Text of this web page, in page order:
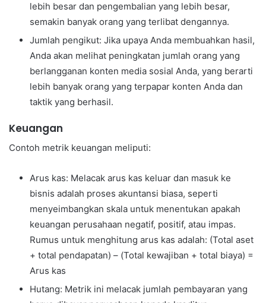
lebih besar dan pengembalian yang lebih besar,
semakin banyak orang yang terlibat dengannya.
Jumlah pengikut: Jika upaya Anda membuahkan hasil,
Anda akan melihat peningkatan jumlah orang yang
berlangganan konten media sosial Anda, yang berarti
lebih banyak orang yang terpapar konten Anda dan
taktik yang berhasil.
Keuangan
Contoh metrik keuangan meliputi:
Arus kas: Melacak arus kas keluar dan masuk ke
bisnis adalah proses akuntansi biasa, seperti
menyeimbangkan skala untuk menentukan apakah
keuangan perusahaan negatif, positif, atau impas.
Rumus untuk menghitung arus kas adalah: (Total aset
+ total pendapatan) – (Total kewajiban + total biaya) =
Arus kas
Hutang: Metrik ini melacak jumlah pembayaran yang